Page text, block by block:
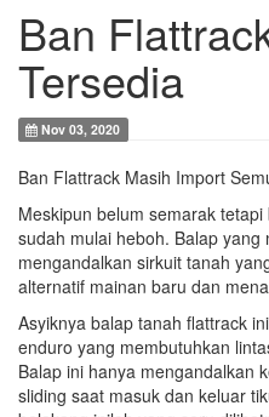
Ban
Tersedia
Nov 03, 2020
Ban Flattrack Masih Import
Meskipun belum semarak
sudah mulai heboh. Balap yang
mengandalkan sirkuit tanah
alternatif mainan baru dan
Asyiknya balap tanah flattrack
enduro yang membutuhkan
Balap ini hanya mengandalkan
sliding saat masuk dan keluar